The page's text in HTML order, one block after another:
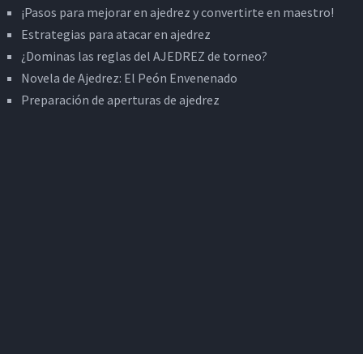
¡Pasos para mejorar en ajedrez y convertirte en maestro!
Estrategias para atacar en ajedrez
¿Dominas las reglas del AJEDREZ de torneo?
Novela de Ajedrez: El Peón Envenenado
Preparación de aperturas de ajedrez